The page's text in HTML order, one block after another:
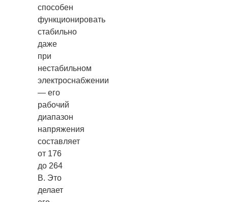
способен
функционировать
стабильно
даже
при
нестабильном
электроснабжении
— его
рабочий
диапазон
напряжения
составляет
от 176
до 264
В. Это
делает